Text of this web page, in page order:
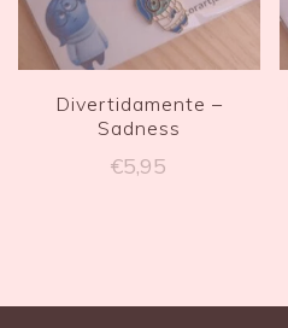
Divertidamente –
Sadness
€5,95